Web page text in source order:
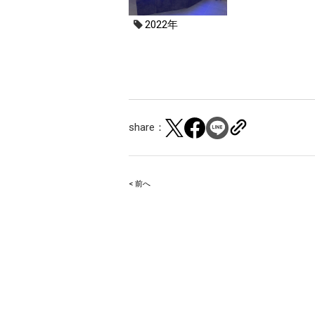
2022年
share：
Post
< 前へ